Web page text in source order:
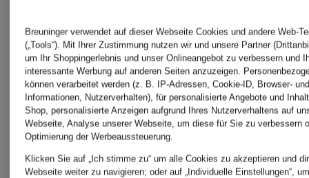
Regular
Fit mit
Stehkragen
129,99 €
Regular
Fit mit
119,99 €
Breuninger verwendet auf dieser Webseite Cookies und andere Web-
(„Tools“). Mit Ihrer Zustimmung nutzen wir und unsere Partner
um Ihr Shoppingerlebnis und unser Onlineangebot zu verbessern und
interessante Werbung auf anderen Seiten anzuzeigen.
können verarbeitet werden (z. B. IP-Adressen, Cookie-ID, Browser-
Informationen, Nutzerverhalten), für personalisierte Angebote und
Shop, personalisierte Anzeigen aufgrund Ihres Nutzerverhaltens auf
Webseite, Analyse unserer Webseite, um diese für Sie zu verbessern
Optimierung der Werbeaussteuerung.
Klicken Sie auf „Ich stimme zu“ um alle Cookies zu akzeptieren und
Webseite weiter zu navigieren; oder auf „Individuelle Einstellungen“,